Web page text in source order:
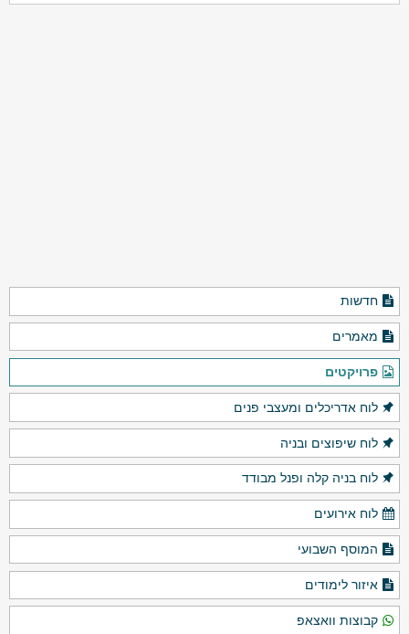
חדשות
מאמרים
פרויקטים
לוח אדריכלים ומעצבי פנים
לוח שיפוצים ובניה
לוח בניה קלה ופנל מבודד
לוח אירועים
המוסף השבועי
איזור לימודים
קבוצות וואצאפ